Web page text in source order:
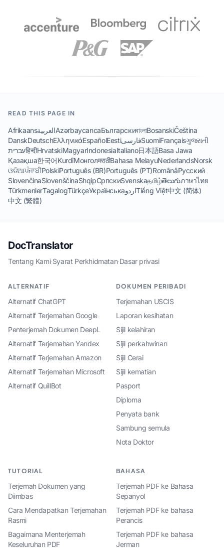
READ THIS PAGE IN
AfrikaansالعربيةAzərbaycancaБългарскиবাংলাBosanskiČeština
DanskDeutschΕλληνικάEspañolEestiفارسیSuomiFrançaisગુજરાતી
עבריתहिन्दीHrvatskiMagyarIndonesiaItaliano日本語Basa Jawa
Қазақша한국어KurdîМонголमराठीBahasa MelayuNederlandsNorsk
ଓଡିଆਪੰਜਾਬੀPolskiPortuguês (BR)Português (PT)RomânăРусский
SlovenčinaSlovenščinaShqipСрпскиSvenskaதமிழ்తెలుగుภาษาไทย
TürkmenlerTagalogTürkçeУкраїнськаاردوTiếng Việt中文 (简体)
中文 (繁體)
DocTranslator
Tentang Kami·Syarat Perkhidmatan·Dasar privasi
ALTERNATIF
Alternatif ChatGPT
Alternatif Terjemahan Google
Penterjemah Dokumen DeepL
Alternatif Terjemahan Yandex
Alternatif Terjemahan Amazon
Alternatif Terjemahan Microsoft
Alternatif QuillBot
DOKUMEN PERIBADI
Terjemahan USCIS
Laporan kesihatan
Sijil kelahiran
Sijil perkahwinan
Sijil Cerai
Sijil kematian
Pasport
Diploma
Penyata bank
Sambung semula
Nota Doktor
TUTORIAL
Terjemah Dokumen yang
Diimbas
Cara Mendapatkan Terjemahan
Rasmi
Bagaimana Menterjemah
Keseluruhan PDF
BAHASA
Terjemah PDF ke Bahasa
Sepanyol
Terjemah PDF ke bahasa
Perancis
Terjemah PDF ke bahasa
Jerman